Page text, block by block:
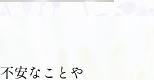
不安なことや